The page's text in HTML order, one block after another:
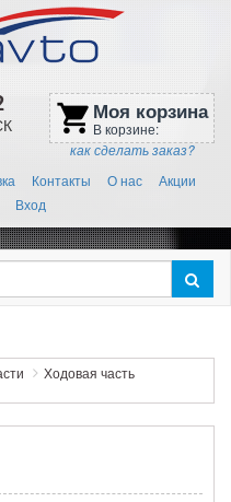
shopping_cart Моя корзина
В корзине:
как сделать заказ?
Контакты О нас
Акции
Вход
Ходовая часть